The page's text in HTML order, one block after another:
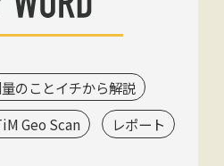
のことイチから解説
Geo Scan レポート